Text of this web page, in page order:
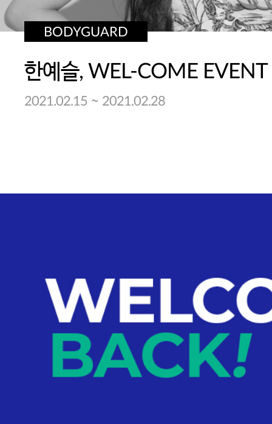
BODYGUARD
한예슬, WEL-COME EVENT
2021.02.15 ~ 2021.02.28